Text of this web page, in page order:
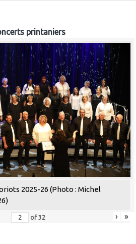
printaniers
2025-26 (Photo : Michel
of 32 › »